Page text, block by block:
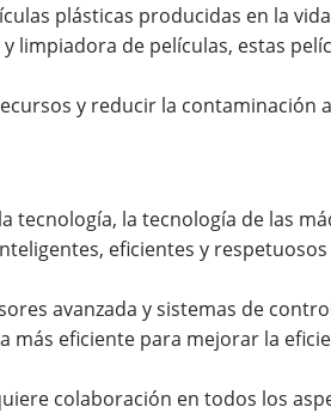
plásticas producidas en la
de películas, estas
y reducir la contaminación
tecnología, la tecnología de las
eficientes y
avanzada y sistemas de
eficiente para mejorar la
colaboración en todos los